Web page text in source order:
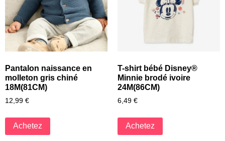
Pantalon naissance en
molleton gris chiné
18M(81CM)
12,99 €
Achetez
T-shirt bébé Disney®
Minnie brodé ivoire
24M(86CM)
6,49 €
Achetez